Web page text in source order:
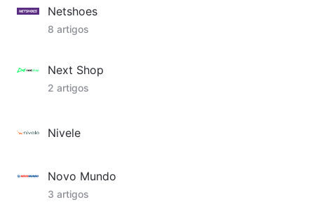
Netshoes
8 artigos
Next Shop
2 artigos
Nivele
Novo Mundo
3 artigos